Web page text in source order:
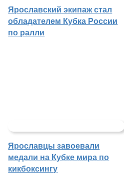
Ярославский экипаж стал
обладателем Кубка России
по ралли
Ярославцы завоевали
медали на Кубке мира по
кикбоксингу